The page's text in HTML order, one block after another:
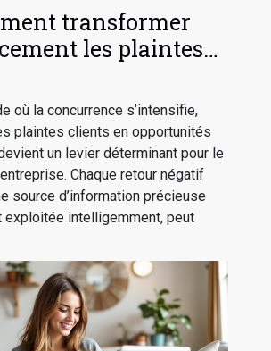
transformer
les plaintes
en avancées
?
où la concurrence s’intensifie,
plaintes clients en opportunités
un levier déterminant pour le
Chaque retour négatif
source d’information précieuse
exploitée intelligemment, peut